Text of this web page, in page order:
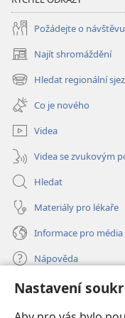
Nastavení
Požádejte o návštěvu
Najít shromáždění
(otevřeno
nové
okno)
Hledat regionální
(otevřeno
nové
okno)
Co je nového
Videa
Videa se zvukovým
Hledat
Materiály pro lékaře
Informace pro
Nápověda
Dary
nové